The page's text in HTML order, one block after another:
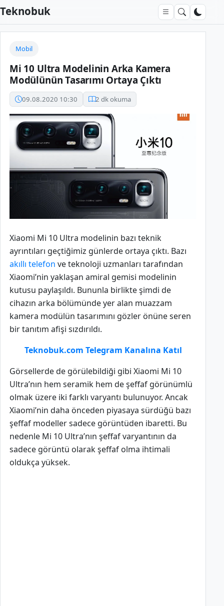
Teknobuk
Mobil
Mi 10 Ultra Modelinin Arka Kamera
Modülünün Tasarımı Ortaya Çıktı
09.08.2020 10:30 2 dk okuma
Xiaomi Mi 10 Ultra modelinin bazı teknik
ayrıntıları geçtiğimiz günlerde ortaya çıktı. Bazı
akıllı telefon ve teknoloji uzmanları tarafından
Xiaomi’nin yaklaşan amiral gemisi modelinin
kutusu paylaşıldı. Bununla birlikte şimdi de
cihazın arka bölümünde yer alan muazzam
kamera modülün tasarımını gözler önüne seren
bir tanıtım afişi sızdırıldı.
Teknobuk.com Telegram Kanalına Katıl
Görsellerde de görülebildiği gibi Xiaomi Mi 10
Ultra’nın hem seramik hem de şeffaf görünümlü
olmak üzere iki farklı varyantı bulunuyor. Ancak
Xiaomi’nin daha önceden piyasaya sürdüğü bazı
şeffaf modeller sadece görüntüden ibaretti. Bu
nedenle Mi 10 Ultra’nın şeffaf varyantının da
sadece görüntü olarak şeffaf olma ihtimali
oldukça yüksek.